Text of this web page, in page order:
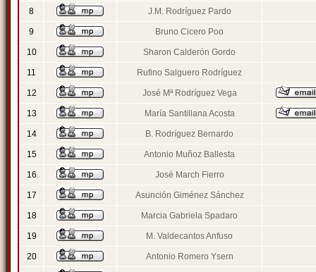
8 J.M. Rodríguez Pardo
9 Bruno Cicero Poo
10 Sharon Calderón Gordo
11 Rufino Salguero Rodríguez
12 José Mª Rodríguez Vega
13 María Santillana Acosta
14 B. Rodríguez Bernardo
15 Antonio Muñoz Ballesta
16 José March Fierro
17 Asunción Giménez Sánchez
18 Marcia Gabriela Spadaro
19 M. Valdecantos Anfuso
20 Antonio Romero Ysern